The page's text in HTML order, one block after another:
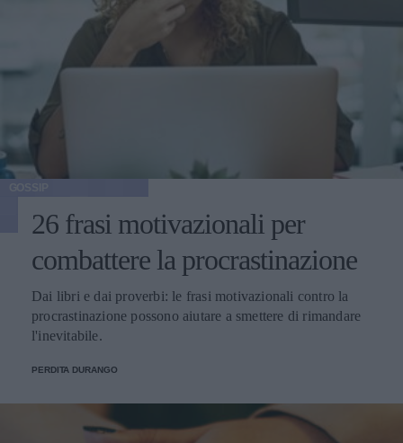
26 frasi motivazionali per
combattere la procrastinazione
Dai libri e dai proverbi: le frasi motivazionali contro la
procrastinazione possono aiutare a smettere di rimandare
l'inevitabile.
PERDITA DURANGO